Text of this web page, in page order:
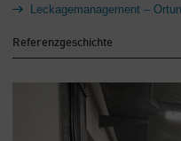
Leckagemanagement –
Referenzgeschichte